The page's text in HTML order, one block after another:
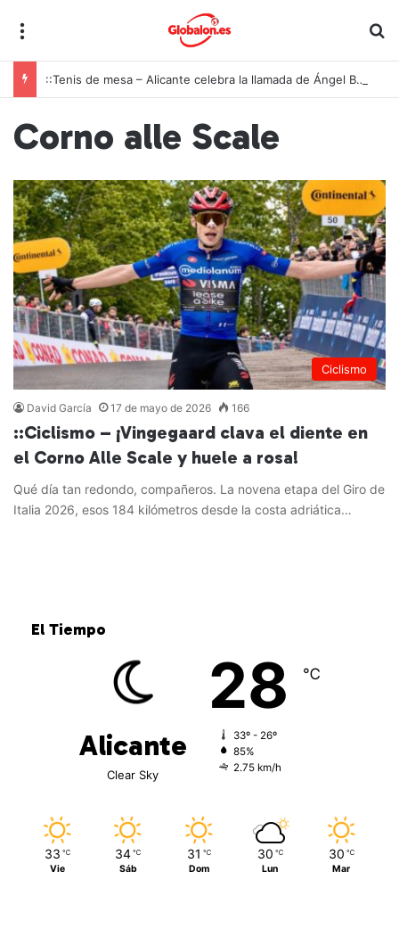
::Tenis de mesa – Alicante celebra la llamada de Ángel Buendía a la selección española
Corno alle Scale
Ciclismo
David García 17 de mayo de 2026 166
::Ciclismo – ¡Vingegaard clava el diente en
el Corno Alle Scale y huele a rosa!
Qué día tan redondo, compañeros. La novena etapa del Giro de
Italia 2026, esos 184 kilómetros desde la costa adriática…
El Tiempo
Alicante
Clear Sky
28 ℃
33º - 26º
85%
2.75 km/h
33 ℃
Vie
34 ℃
Sáb
31 ℃
Dom
30 ℃
Lun
30 ℃
Mar